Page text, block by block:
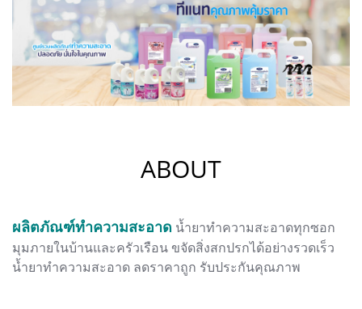
ABOUT
ผลิตภัณฑ์ทำความสะอาด น้ำยาทำความสะอาดทุกซอก
มุมภายในบ้านและครัวเรือน ขจัดสิ่งสกปรกได้อย่างรวดเร็ว
น้ำยาทำความสะอาด ลดราคาถูก รับประกันคุณภาพ